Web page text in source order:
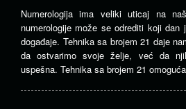
Numerologija ima veliki uticaj na
numerologije može se odrediti koji dan
događaje. Tehnika sa brojem 21 daje
da ostvarimo svoje želje, već da
uspešna. Tehnika sa brojem 21